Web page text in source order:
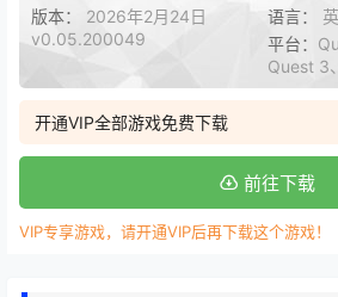
版本： 2026年2月24日
v0.05.200049
语言：
平台：
Quest 3
开通VIP全部游戏免费下载
前往下载
VIP专享游戏，请开通VIP后再下载这个游戏！